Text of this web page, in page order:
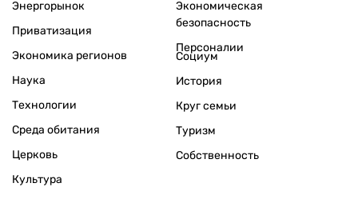
Энергорынок
Приватизация
Экономика регионов
Экономическая
безопасность
Персоналии
Наука
Технологии
Среда обитания
Церковь
Культура
Социум
История
Круг семьи
Туризм
Собственность